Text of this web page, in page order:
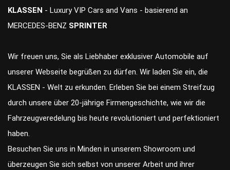
KLASSEN - Luxury VIP Cars and Vans - basierend an
MERCEDES-BENZ SPRINTER
Wir freuen uns, Sie als Liebhaber exklusiver Automobile auf
unserer Webseite begrüßen zu dürfen. Wir laden Sie ein, die
KLASSEN - Welt zu erkunden. Erleben Sie bei einem Streifzug
durch unsere über 20-jährige Firmengeschichte, wie wir die
Fahrzeugveredelung bis heute revolutioniert und perfektioniert
haben.
Besuchen Sie uns in Minden in unserem Showroom und
überzeugen Sie sich selbst von unserer Arbeit und ihrer